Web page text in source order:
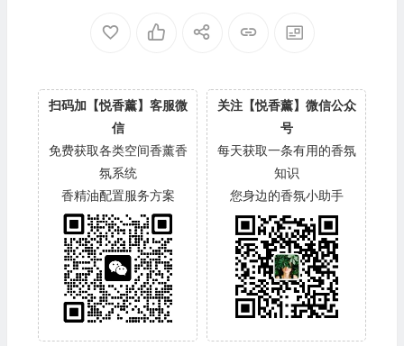
扫码加【悦香薰】客服微
信
免费获取各类空间香薰香
氛系统
香精油配置服务方案
关注【悦香薰】微信公众
号
每天获取一条有用的香氛
知识
您身边的香氛小助手